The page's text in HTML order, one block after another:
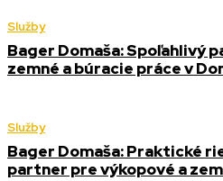
Služby
Bager Domaša: Spoľahlivý
zemné a búracie práce v
Služby
Bager Domaša: Praktické
partner pre výkopové a